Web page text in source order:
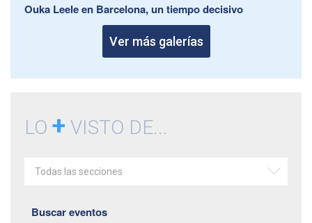
Ouka Leele en Barcelona, un tiempo decisivo
Ver más galerías
LO + VISTO DE...
Todas las secciones
Buscar eventos